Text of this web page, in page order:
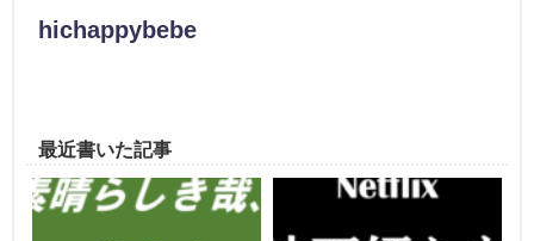
hichappybebe
最近書いた記事